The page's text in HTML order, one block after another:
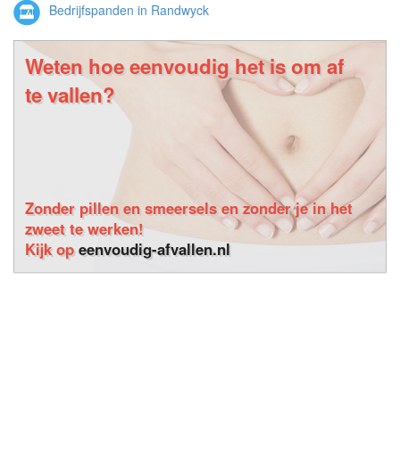
Bedrijfspanden in Randwyck
Weten hoe eenvoudig het is om af
te vallen?
Zonder pillen en smeersels en zonder je in het
zweet te werken!
Kijk opeenvoudig-afvallen.nl